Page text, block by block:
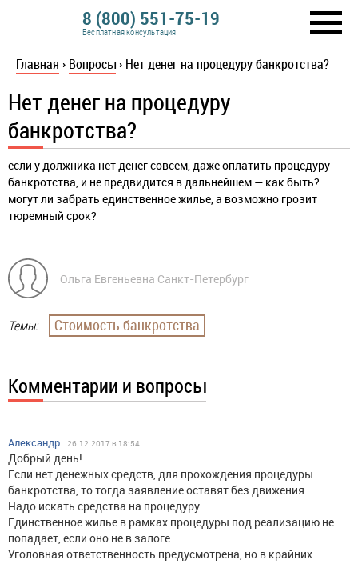
8 (800) 551-75-19
Бесплатная консультация
Главная › Вопросы › Нет денег на процедуру банкротства?
Нет денег на процедуру
банкротства?
если у должника нет денег совсем, даже оплатить процедуру
банкротства, и не предвидится в дальнейшем — как быть?
могут ли забрать единственное жилье, а возможно грозит
тюремный срок?
Ольга Евгеньевна Санкт-Петербург
Темы: Стоимость банкротства
Комментарии и вопросы
Александр 26.12.2017 в 18:54
Добрый день!
Если нет денежных средств, для прохождения процедуры
банкротства, то тогда заявление оставят без движения.
Надо искать средства на процедуру.
Единственное жилье в рамках процедуры под реализацию не
попадает, если оно не в залоге.
Уголовная ответственность предусмотрена, но в крайних